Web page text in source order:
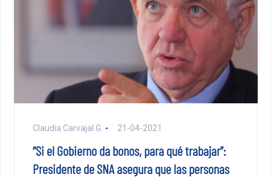
Claudia Carvajal G. 21-04-2021
“Si el Gobierno da bonos, para qué trabajar”:
Presidente de SNA asegura que las personas